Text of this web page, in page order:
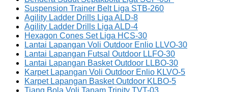
Suspension Trainer Belt Liga STB-260
Agility Ladder Drills Liga ALD-8
Agility Ladder Drills Liga ALD-4
Hexagon Cones Set Liga HCS-30
Lantai Lapangan Voli Outdoor Enlio LLVO-30
Lantai Lapangan Futsal Outdoor LLFO-30
Lantai Lapangan Basket Outdoor LLBO-30
Karpet Lapangan Voli Outdoor Enlio KLVO-5
Karpet Lapangan Basket Outdoor KLBO-5
Tiang Bola Voli Tanam Trinity TVT-03